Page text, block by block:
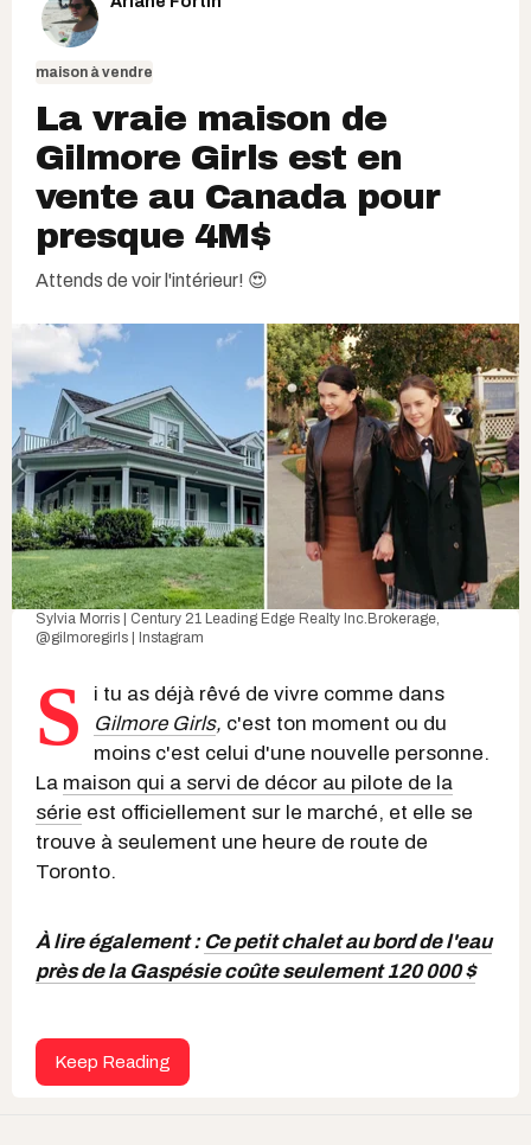
maison à vendre
La vraie maison de
Gilmore Girls est en
vente au Canada pour
presque 4M$
Attends de voir l'intérieur! 😍
Sylvia Morris | Century 21 Leading Edge Realty Inc.Brokerage
@gilmoregirls | Instagram
S
i tu as déjà rêvé de vivre comme dans
Gilmore Girls, c'est ton moment ou du
moins c'est celui d'une nouvelle personne.
La maison qui a servi de décor au pilote de la
série est officiellement sur le marché, et elle se
trouve à seulement une heure de route de
Toronto.
À lire également : Ce petit chalet au bord de l'eau
près de la Gaspésie coûte seulement 120 000 $
Keep Reading